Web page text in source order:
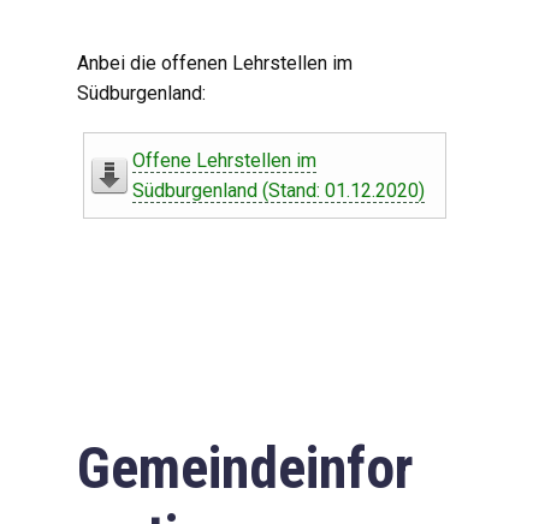
Anbei die offenen Lehrstellen im
Südburgenland:
Offene Lehrstellen im
Südburgenland (Stand: 01.12.2020)
Gemeindeinfor